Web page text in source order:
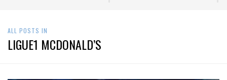
ALL POSTS IN
LIGUE1 MCDONALD’S